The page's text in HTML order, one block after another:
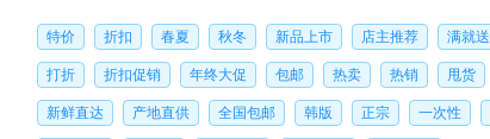
特价 折扣 春夏 秋冬 新品上市 店主推荐 满就送
打折 折扣促销 年终大促 包邮 热卖 热销 甩货
新鲜直达 产地直供 全国包邮 韩版 正宗 一次性